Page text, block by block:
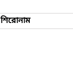
শিরোনাম